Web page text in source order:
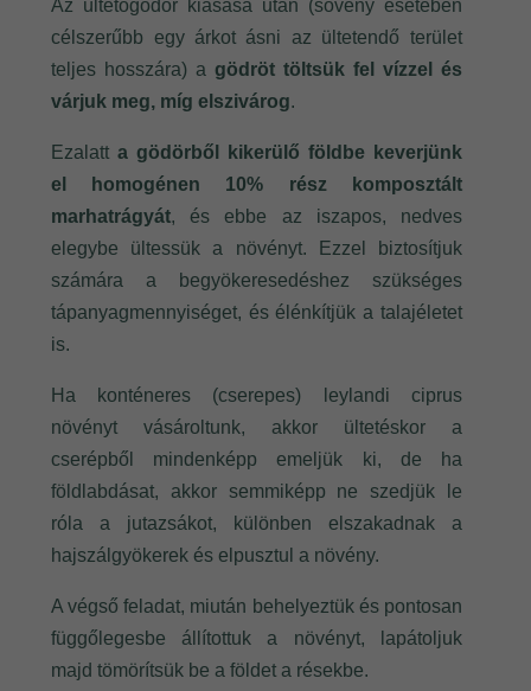
Az ültetőgödör kiásása után (sövény esetében
célszerűbb egy árkot ásni az ültetendő terület
teljes hosszára) agödröt töltsük fel vízzel és
várjuk meg, míg elszivárog.
Ezalatta gödörből kikerülő földbe keverjünk
el homogénen 10% rész komposztált
marhatrágyát, és ebbe az iszapos, nedves
elegybe ültessük a növényt. Ezzel biztosítjuk
számára a begyökeresedéshez szükséges
tápanyagmennyiséget, és élénkítjük a talajéletet
is.
Ha konténeres (cserepes) leylandi ciprus
növényt vásároltunk, akkor ültetéskor a
cserépből mindenképp emeljük ki, de ha
földlabdásat, akkor semmiképp ne szedjük le
róla a jutazsákot, különben elszakadnak a
hajszálgyökerek és elpusztul a növény.
A végső feladat, miután behelyeztük és pontosan
függőlegesbe állítottuk a növényt, lapátoljuk
majd tömörítsük be a földet a résekbe.